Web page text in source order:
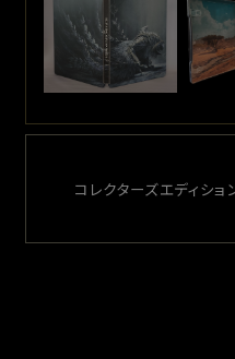
コレクターズエディショ